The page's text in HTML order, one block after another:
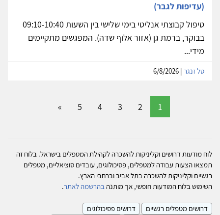
(עדיפות לגבר)
טיפול קבוצתי אנליטי בימי שלישי בין השעות 09:10-10:40
בבוקר, ברמת גן (אזור אלוף שדה). המפגשים מתקיימים
מידי...
טל זנגר
1
2
3
4
5
»
לוח מודעות דרושים וקליניקות להשכרה לקהילת המטפלים בישראל. בלוח זה
תמצאו הצעות עבודה למטפלים, פסיכולוגים, עובדים סוציאליים, מטפלים
רגשיים וקליניקות להשכרה בתל אביב וברחבי הארץ.
השימוש בלוח המודעות חופשי, אך מותנה בהרשמה לאתר.
דרושים מטפלים רגשיים
דרושים פסיכולוגים